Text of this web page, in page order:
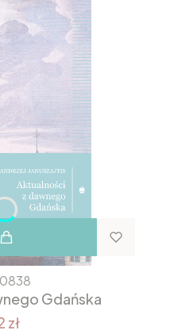
Gdańska
zł